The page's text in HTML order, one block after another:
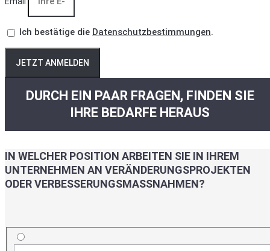
Ich bestätige die Datenschutzbestimmungen.
JETZT ANMELDEN
DURCH EIN PAAR FRAGEN, FINDEN SIE
IHRE BEDARFE HERAUS
IN WELCHER POSITION ARBEITEN SIE IN IHREM
UNTERNEHMEN AN VERÄNDERUNGSPROJEKTEN
ODER VERBESSERUNGSMASSNAHMEN?